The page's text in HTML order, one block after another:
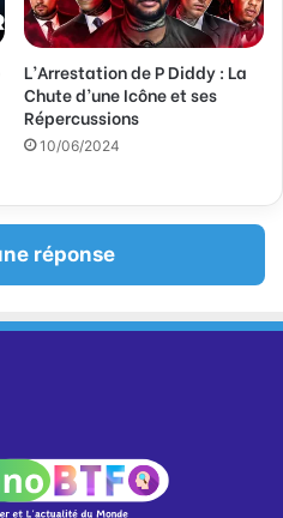
L’Arrestation de P Diddy : La
Chute d’une Icône et ses
Répercussions
10/06/2024
réponse